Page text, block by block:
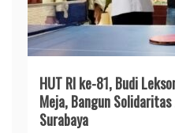
HUT RI ke-81, Budi
Meja, Bangun Solidaritas
Surabaya